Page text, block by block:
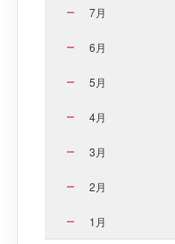
7月
6月
5月
4月
3月
2月
1月